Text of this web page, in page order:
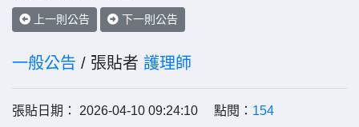
上一則公告 下一則公告
一般公告 / 張貼者 護理師
張貼日期： 2026-04-10 09:24:10 點閱： 154